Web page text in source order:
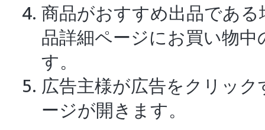
商品がおすすめ出品であ
品詳細ページにお買い物
す。
広告主様が広告をクリッ
ージが開きます。